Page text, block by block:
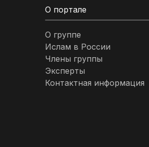
Малайзия
Марокко
Нигерия
О портале
О группе
Ислам в России
Члены группы
Эксперты
Контактная информация